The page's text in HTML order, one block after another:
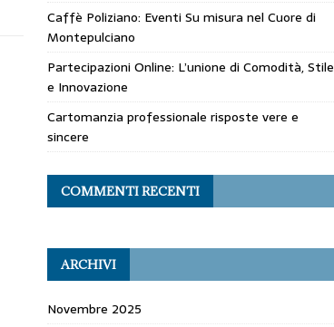
Caffè Poliziano: Eventi Su misura nel Cuore di
Montepulciano
Partecipazioni Online: L’unione di Comodità, Stile
e Innovazione
Cartomanzia professionale risposte vere e
sincere
COMMENTI RECENTI
ARCHIVI
Novembre 2025